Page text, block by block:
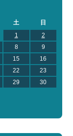
土
日
1
2
8
9
15
16
22
23
29
30